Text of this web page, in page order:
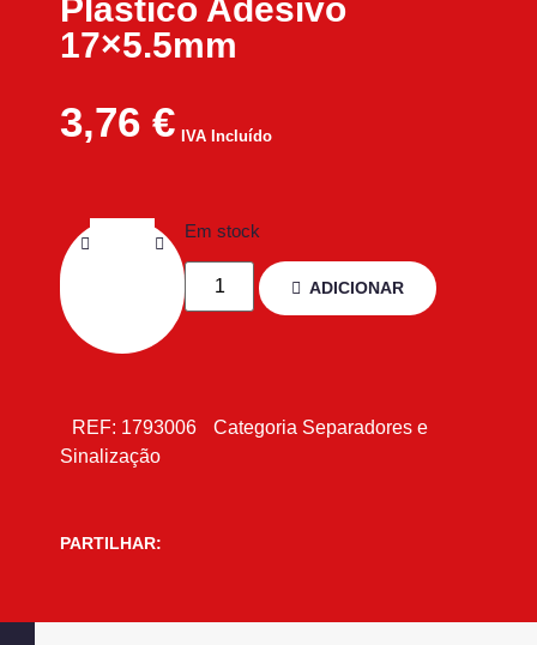
Plástico Adesivo
17×5.5mm
3,76 € IVA Incluído
Em stock
ADICIONAR
REF: 1793006 Categoria Separadores e
Sinalização
PARTILHAR: